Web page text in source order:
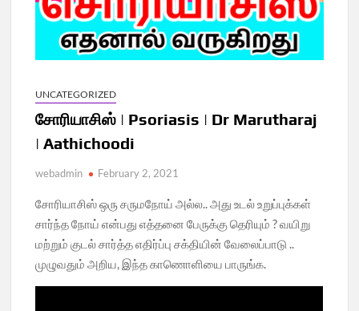
UNCATEGORIZED
சோரியாசிஸ் | Psoriasis | Dr Marutharaj
| Aathichoodi
webadmin February 2, 2021
சோரியாசிஸ் ஒரு சருமநோய் அல்ல.. அது உடல் உறுப்புக்கள்
சார்ந்த நோய் என்பது எத்தனை பேருக்கு தெரியும் ? வயிறு
மற்றும் குடல் சார்த்த எதிர்ப்பு சக்தியின் வேலைப்பாடு ..
முழுவதும் அறிய, இந்த காணொளியை பாருங்க.